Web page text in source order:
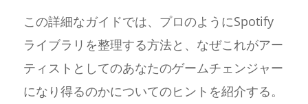
この詳細なガイドでは、プロのようにSpotify
ライブラリを整理する方法と、なぜこれがアー
ティストとしてのあなたのゲームチェンジャー
になり得るのかについてのヒントを紹介する。